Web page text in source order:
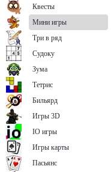
Квесты
Мини игры
Три в ряд
Судоку
Зума
Тетрис
Бильярд
Игры 3D
IO игры
Игры карты
Пасьянс